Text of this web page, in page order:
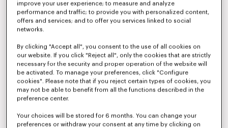
improve your user experience; to measure and analyze
performance and traffic; to provide you with personalized content,
offers and services; and to offer you services linked to social
networks.
By clicking "Accept all", you consent to the use of all cookies on
our website. If you click "Reject all", only the cookies that are strictly
necessary for the security and proper operation of the website will
be activated. To manage your preferences, click "Configure
cookies". Please note that if you reject certain types of cookies, you
may not be able to benefit from all the functions described in the
preference center.
Your choices will be stored for 6 months. You can change your
preferences or withdraw your consent at any time by clicking on